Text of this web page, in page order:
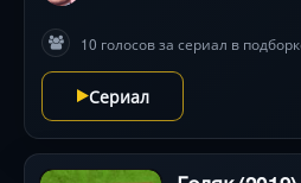
10 голосов за сериал в
Сериал